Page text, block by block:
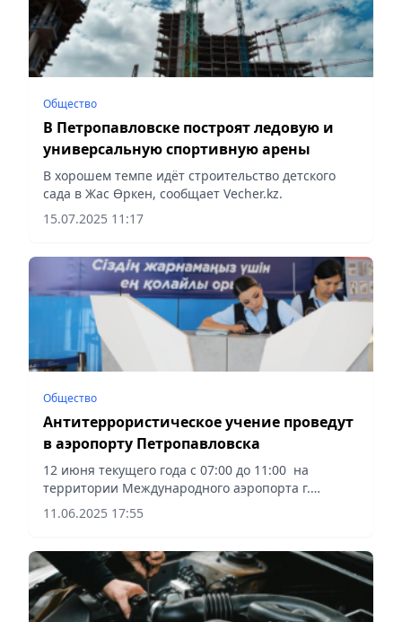
Общество
В Петропавловске построят ледовую и
универсальную спортивную арены
В хорошем темпе идёт строительство детского
сада в Жас Өркен, сообщает Vecher.kz.
15.07.2025 11:17
Общество
Антитеррористическое учение проведут
в аэропорту Петропавловска
12 июня текущего года с 07:00 до 11:00 на
территории Международного аэропорта г.
Петропавловска будет проведено
антитеррористическое учение «Әуежай –
11.06.2025 17:55